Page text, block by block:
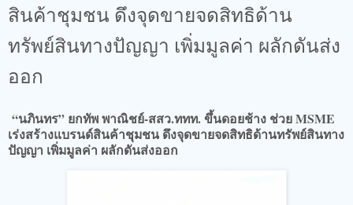
สินค้าชุมชน ดึงจุดขายจดสิทธิด้าน
ทรัพย์สินทางปัญญา เพิ่มมูลค่า ผลักดันส่ง
ออก
“นภินทร” ยกทัพ พาณิชย์-สสว.ททท. ขึ้นดอยช้าง ช่วย MSME
เร่งสร้างแบรนด์สินค้าชุมชน ดึงจุดขายจดสิทธิด้านทรัพย์สินทาง
ปัญญา เพิ่มมูลค่า ผลักดันส่งออก